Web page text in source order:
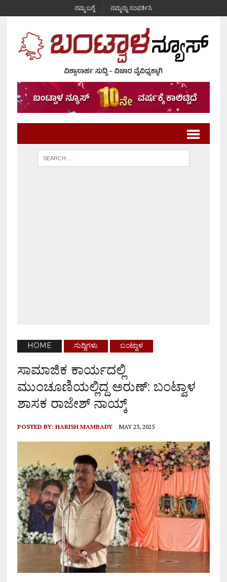
ನಮ್ಮ ಬಗ್ಗೆ ನಮ್ಮನ್ನು ಸಂಪರ್ಕಿಸಿ
HOME ಸುದ್ದಿಗಳು ಬಂಟ್ವಾಳ
ಸಾಮಾಜಿಕ ಕಾರ್ಯದಲ್ಲಿ
ಮುಂಚೂಣಿಯಲ್ಲಿದ್ದ ಅರುಣ್: ಬಂಟ್ವಾಳ
ಶಾಸಕ ರಾಜೇಶ್ ನಾಯ್ಕ್
POSTED BY: HARISH MAMBADY MAY 23, 2025